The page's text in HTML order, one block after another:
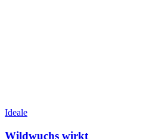
Ideale
Wildwuchs wirkt